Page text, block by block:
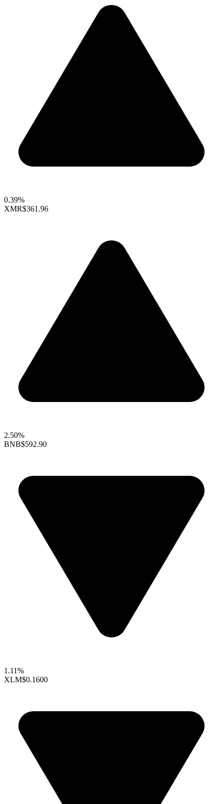
0.39%
XMR$361.96
2.50%
BNB$592.90
1.11%
XLM$0.1600